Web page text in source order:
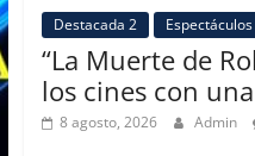
Destacada 2 Espectáculos
“La Muerte de
los cines con
8 agosto, 2026 Admin